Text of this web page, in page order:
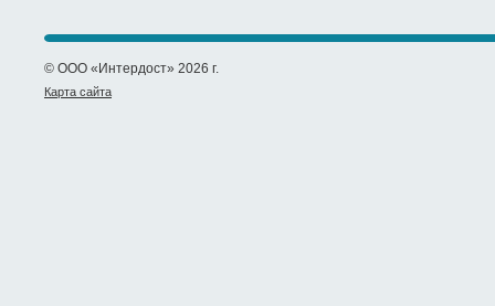
© ООО «Интердост» 2026 г.
Карта сайта